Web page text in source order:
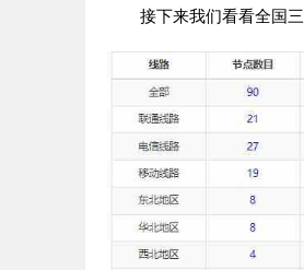
接下来我们看看全国